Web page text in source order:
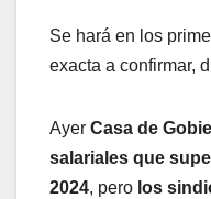
Se hará en los
exacta a confirmar,
Ayer Casa de
salariales que
2024, pero los